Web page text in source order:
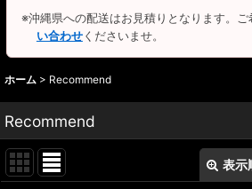
※沖縄県への配送はお見積りとなります。ご
い合わせくださいませ。
ホーム > Recommend
Recommend
表示